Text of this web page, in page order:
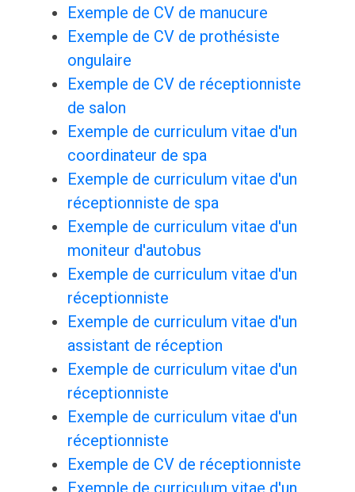
Exemple de CV de manucure
Exemple de CV de prothésiste
ongulaire
Exemple de CV de réceptionniste
de salon
Exemple de curriculum vitae d'un
coordinateur de spa
Exemple de curriculum vitae d'un
réceptionniste de spa
Exemple de curriculum vitae d'un
moniteur d'autobus
Exemple de curriculum vitae d'un
réceptionniste
Exemple de curriculum vitae d'un
assistant de réception
Exemple de curriculum vitae d'un
réceptionniste
Exemple de curriculum vitae d'un
réceptionniste
Exemple de CV de réceptionniste
Exemple de curriculum vitae d'un